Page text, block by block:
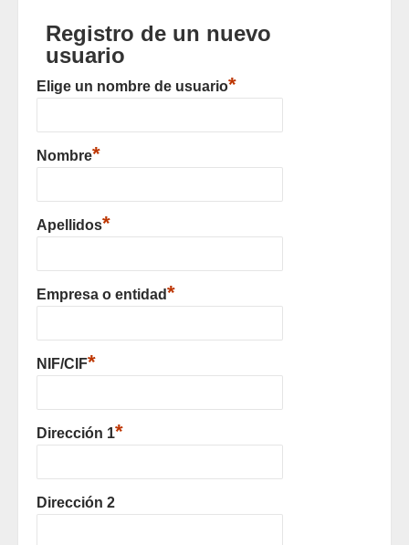
Registro de un nuevo
usuario
Elige un nombre de usuario*
Nombre*
Apellidos*
Empresa o entidad*
NIF/CIF*
Dirección 1*
Dirección 2